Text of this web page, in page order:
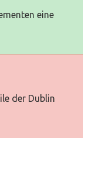
eine
der Dublin